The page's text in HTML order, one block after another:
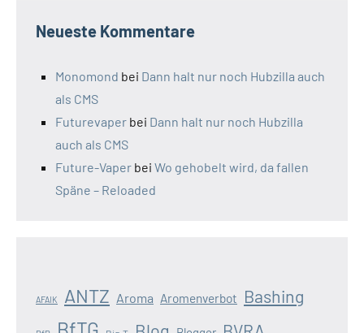
Neueste Kommentare
Monomond bei Dann halt nur noch Hubzilla auch
als CMS
Futurevaper bei Dann halt nur noch Hubzilla
auch als CMS
Future-Vaper bei Wo gehobelt wird, da fallen
Späne – Reloaded
AFAIK ANTZ Aroma Aromenverbot Bashing